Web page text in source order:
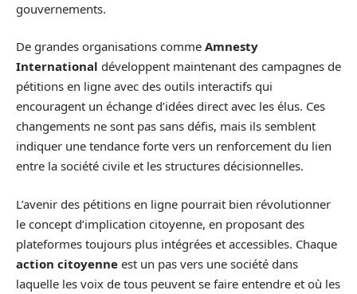
gouvernements.
De grandes organisations comme Amnesty
International développent maintenant des campagnes de
pétitions en ligne avec des outils interactifs qui
encouragent un échange d’idées direct avec les élus. Ces
changements ne sont pas sans défis, mais ils semblent
indiquer une tendance forte vers un renforcement du lien
entre la société civile et les structures décisionnelles.
L’avenir des pétitions en ligne pourrait bien révolutionner
le concept d’implication citoyenne, en proposant des
plateformes toujours plus intégrées et accessibles. Chaque
action citoyenne est un pas vers une société dans
laquelle les voix de tous peuvent se faire entendre et où les